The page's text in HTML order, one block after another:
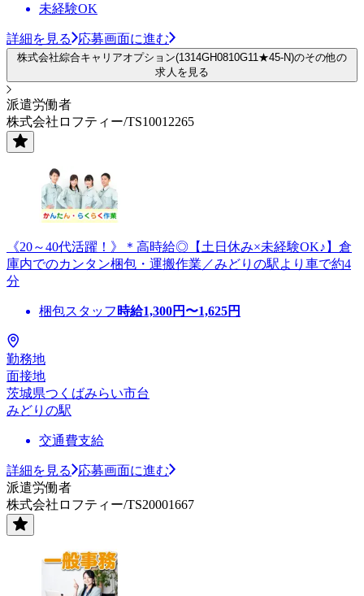
未経験OK
詳細を見る 応募画面に進む
株式会社綜合キャリアオプション(1314GH0810G11★45-N)のその他の
求人を見る
派遣労働者
株式会社ロフティー/TS10012265
《20～40代活躍！》＊高時給◎【土日休み×未経験OK♪】倉
庫内でのカンタン梱包・運搬作業／みどりの駅より車で約4
分
梱包スタッフ 時給1,300円〜1,625円
勤務地
面接地
茨城県つくばみらい市台
みどりの駅
交通費支給
詳細を見る
応募画面に進む
派遣労働者
株式会社ロフティー/TS20001667